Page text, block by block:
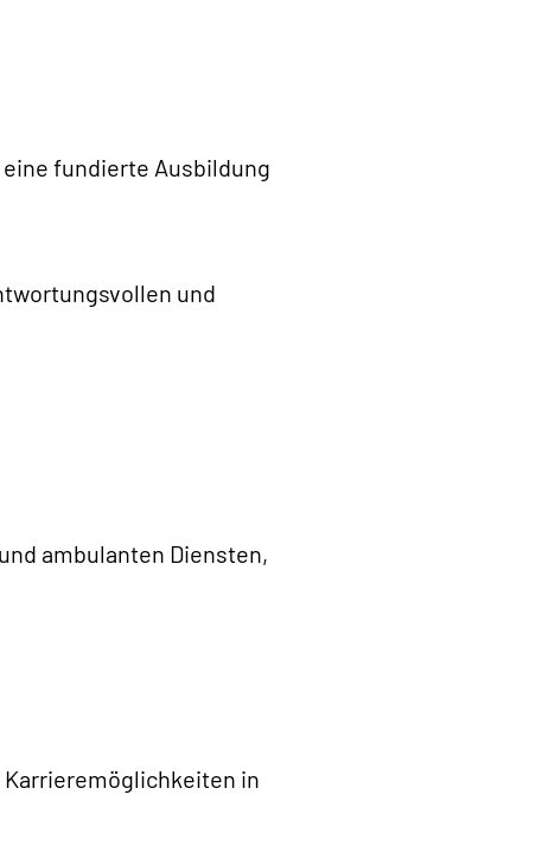
fundierte Ausbildung
und
ambulanten Diensten,
in